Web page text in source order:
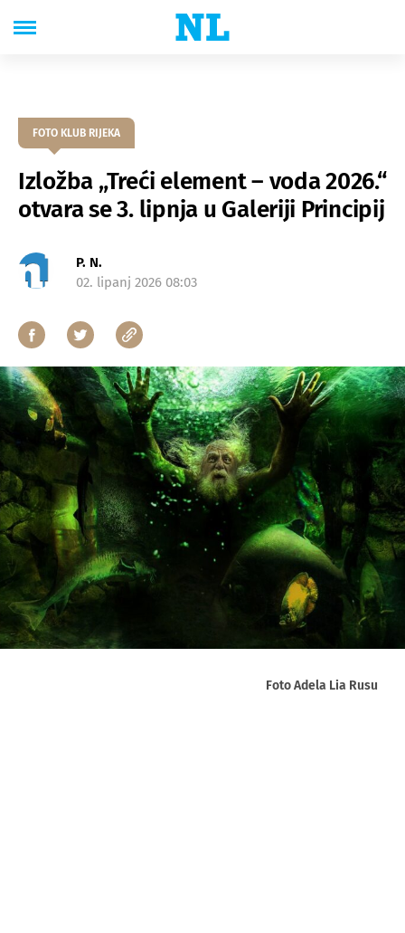
FOTO KLUB RIJEKA
Izložba „Treći element – voda 2026.“
otvara se 3. lipnja u Galeriji Principij
P. N.
02. lipanj 2026 08:03
Foto Adela Lia Rusu